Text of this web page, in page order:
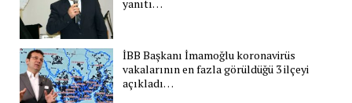
yanıtı…
İBB Başkanı İmamoğlu koronavirüs
vakalarının en fazla görüldüğü 3 ilçeyi
açıkladı…